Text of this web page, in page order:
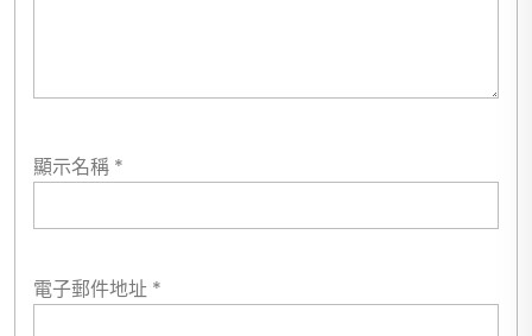
顯示名稱 *
電子郵件地址 *